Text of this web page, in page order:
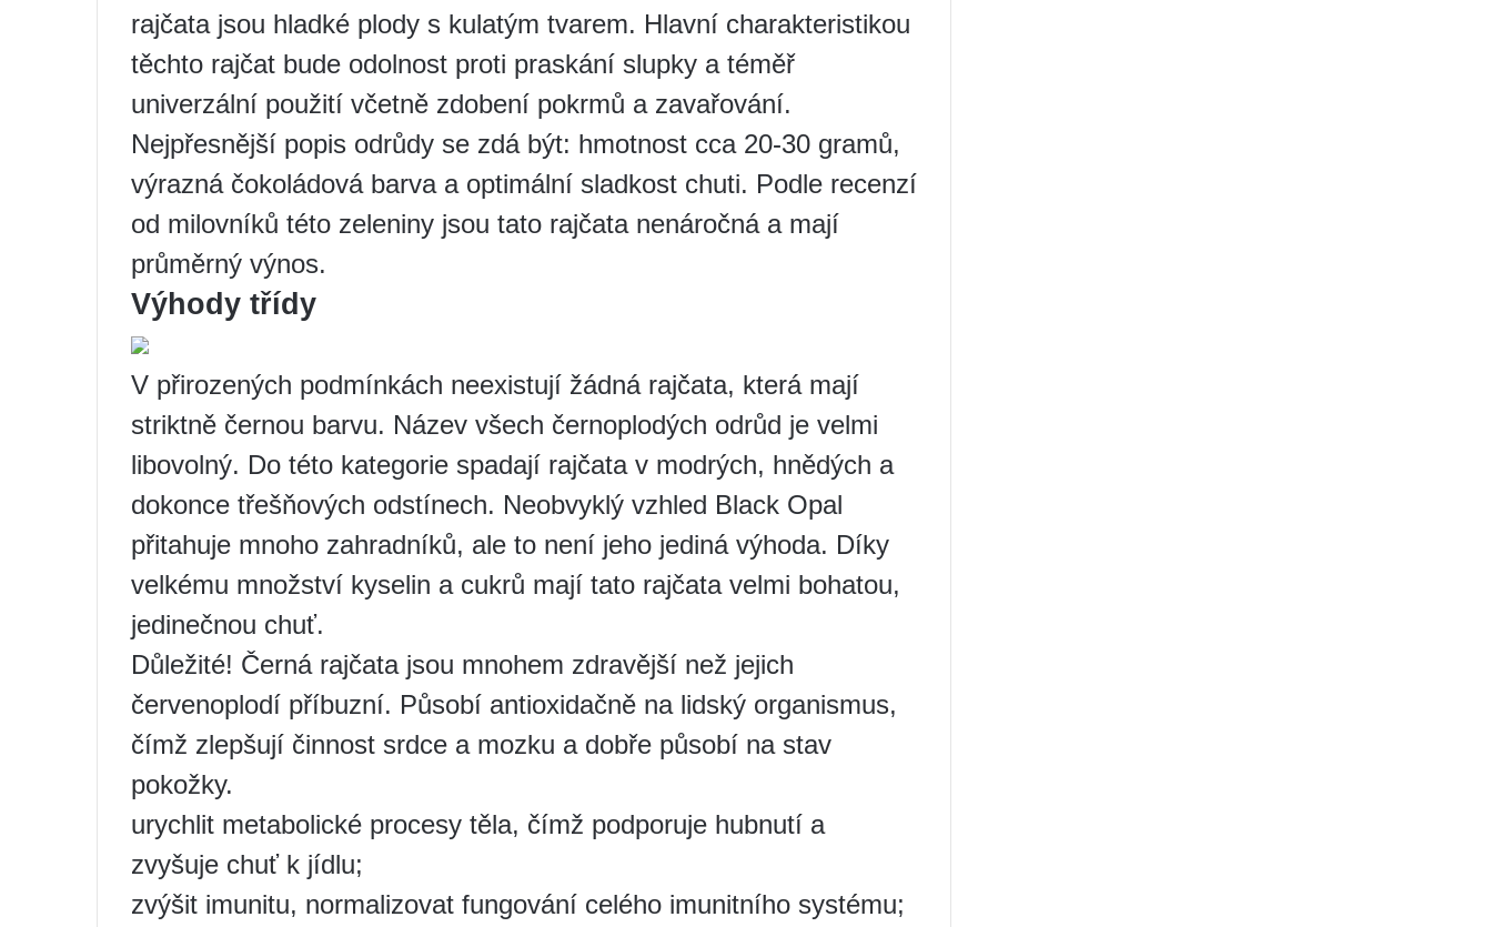
rajčata jsou hladké plody s kulatým tvarem. Hlavní charakteristikou
těchto rajčat bude odolnost proti praskání slupky a téměř
univerzální použití včetně zdobení pokrmů a zavařování.
Nejpřesnější popis odrůdy se zdá být: hmotnost cca 20-30 gramů,
výrazná čokoládová barva a optimální sladkost chuti. Podle recenzí
od milovníků této zeleniny jsou tato rajčata nenáročná a mají
průměrný výnos.
Výhody třídy
V přirozených podmínkách neexistují žádná rajčata, která mají
striktně černou barvu. Název všech černoplodých odrůd je velmi
libovolný. Do této kategorie spadají rajčata v modrých, hnědých a
dokonce třešňových odstínech. Neobvyklý vzhled Black Opal
přitahuje mnoho zahradníků, ale to není jeho jediná výhoda. Díky
velkému množství kyselin a cukrů mají tato rajčata velmi bohatou,
jedinečnou chuť.
Důležité! Černá rajčata jsou mnohem zdravější než jejich
červenoplodí příbuzní. Působí antioxidačně na lidský organismus,
čímž zlepšují činnost srdce a mozku a dobře působí na stav
pokožky.
urychlit metabolické procesy těla, čímž podporuje hubnutí a
zvyšuje chuť k jídlu;
zvýšit imunitu, normalizovat fungování celého imunitního systému;